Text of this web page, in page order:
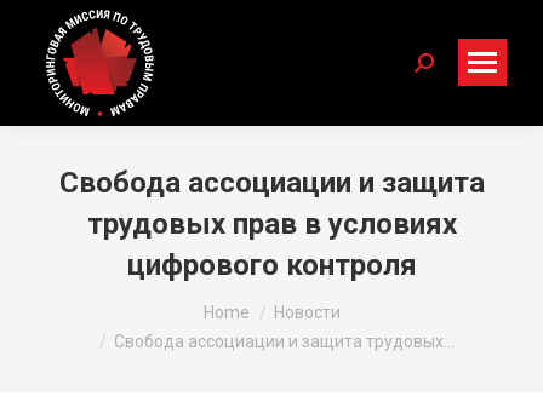
Search:
Свобода ассоциации и защита
трудовых прав в условиях
цифрового контроля
Home
Новости
Свобода ассоциации и защита трудовых…